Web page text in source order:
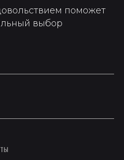
поможет
выбор